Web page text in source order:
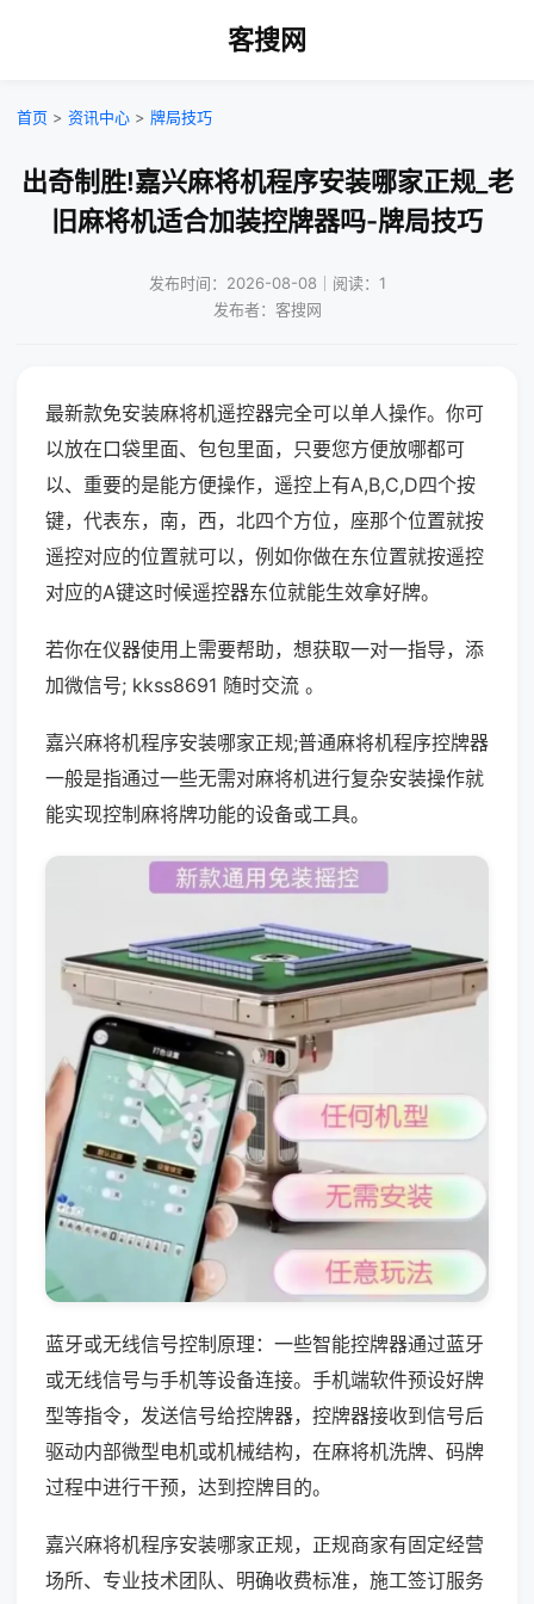
客搜网
首页 > 资讯中心 > 牌局技巧
出奇制胜!嘉兴麻将机程序安装哪家正规_老
旧麻将机适合加装控牌器吗-牌局技巧
发布时间：2026-08-08｜阅读：1
发布者：客搜网
最新款免安装麻将机遥控器完全可以单人操作。你可
以放在口袋里面、包包里面，只要您方便放哪都可
以、重要的是能方便操作，遥控上有A,B,C,D四个按
键，代表东，南，西，北四个方位，座那个位置就按
遥控对应的位置就可以，例如你做在东位置就按遥控
对应的A键这时候遥控器东位就能生效拿好牌。
若你在仪器使用上需要帮助，想获取一对一指导，添
加微信号; kkss8691 随时交流 。
嘉兴麻将机程序安装哪家正规;普通麻将机程序控牌器
一般是指通过一些无需对麻将机进行复杂安装操作就
能实现控制麻将牌功能的设备或工具。
蓝牙或无线信号控制原理：一些智能控牌器通过蓝牙
或无线信号与手机等设备连接。手机端软件预设好牌
型等指令，发送信号给控牌器，控牌器接收到信号后
驱动内部微型电机或机械结构，在麻将机洗牌、码牌
过程中进行干预，达到控牌目的。
嘉兴麻将机程序安装哪家正规，正规商家有固定经营
场所、专业技术团队、明确收费标准，施工签订服务